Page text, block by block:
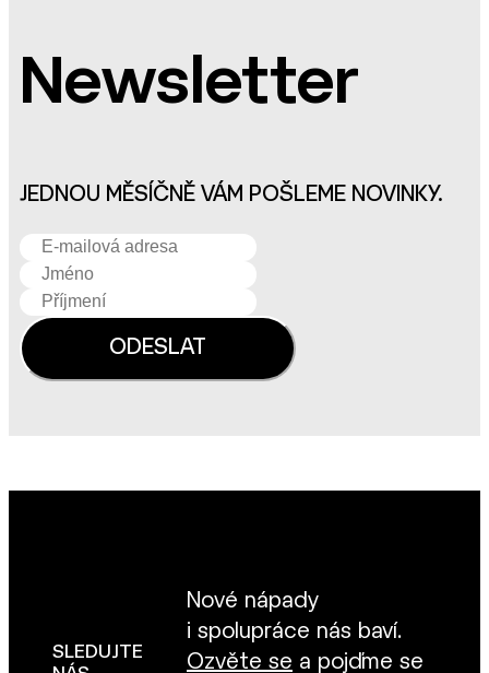
Newsletter
JEDNOU MĚSÍČNĚ VÁM POŠLEME NOVINKY.
SLEDUJTE
Nové nápady
i spolupráce nás baví.
Ozvěte se a pojďme se